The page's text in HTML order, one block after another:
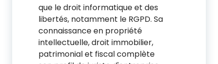
que le droit informatique et des
libertés, notamment le RGPD. Sa
connaissance en propriété
intellectuelle, droit immobilier,
patrimonial et fiscal complète